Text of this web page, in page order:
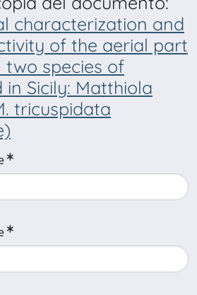
characterization and
of the aerial part
species of
Sicily: Matthiola
tricuspidata